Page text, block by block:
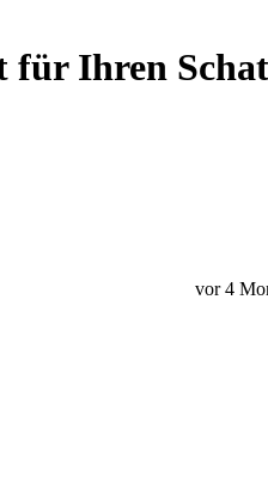
für Ihren
vor 4